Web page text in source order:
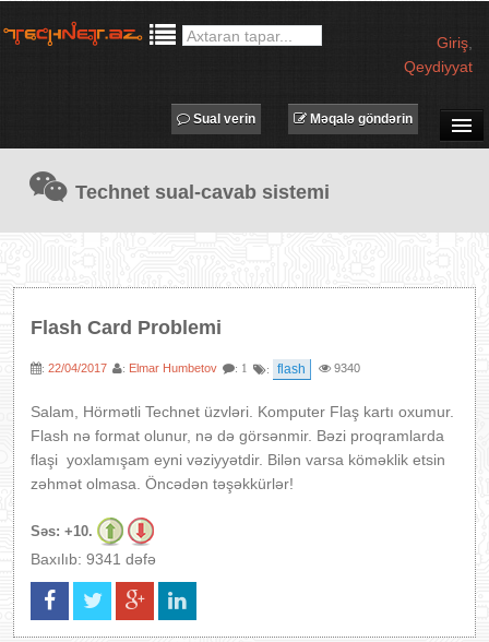
Giriş
Qeydiyyat
TECHNET TV
MƏQALƏLƏR
AVADANLIQLAR
IT LÜĞƏT
XƏBƏRLƏR
Məqalə göndərin
Sual verin
Technet sual-cavab sistemi
Flash Card Problemi
: 22/04/2017 : Elmar Humbetov : 1 : flash 9340
Salam, Hörmətli Technet üzvləri. Komputer Flaş kartı oxumur.
Flash nə format olunur, nə də görsənmir. Bəzi proqramlarda
flaşi yoxlamışam eyni vəziyyətdir. Bilən varsa köməklik etsin
zəhmət olmasa. Öncədən təşəkkürlər!
Səs: +10.
Baxılıb: 9341 dəfə